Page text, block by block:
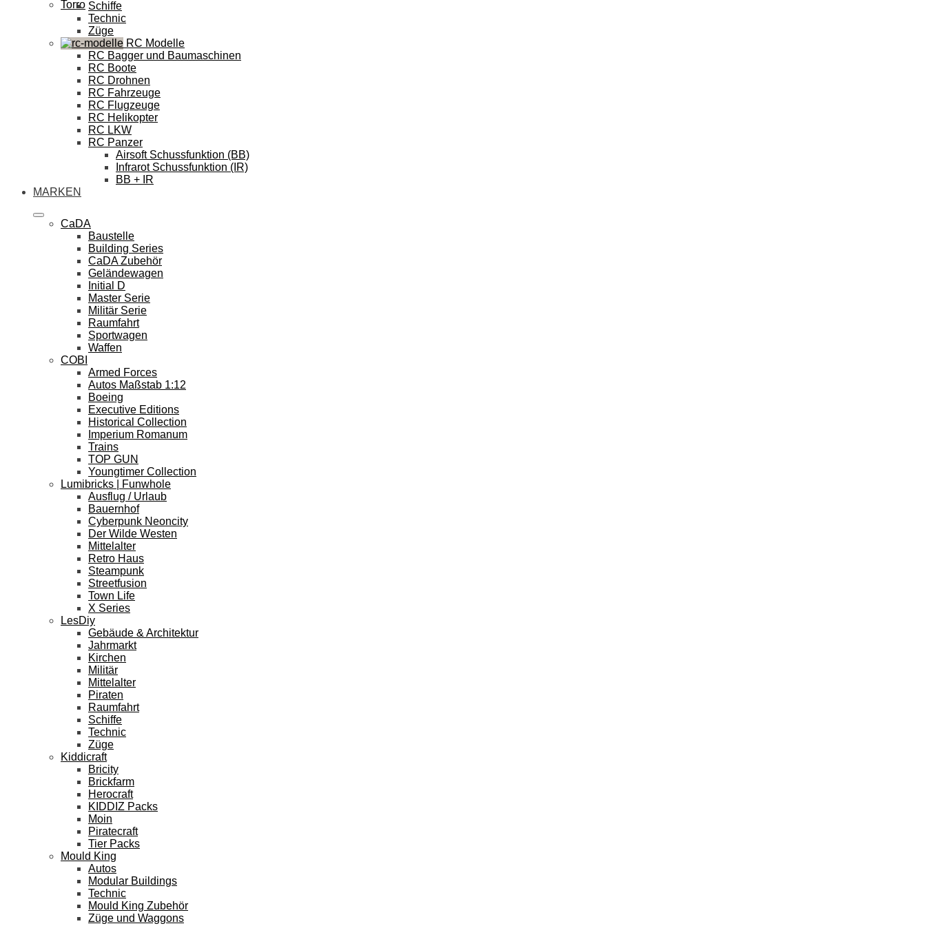
Torro Schiffe
Technic
Züge
RC Modelle
RC Bagger und Baumaschinen
RC Boote
RC Drohnen
RC Fahrzeuge
RC Flugzeuge
RC Helikopter
RC LKW
RC Panzer
Airsoft Schussfunktion (BB)
Infrarot Schussfunktion (IR)
BB + IR
MARKEN
CaDA
Baustelle
Building Series
CaDA Zubehör
Geländewagen
Initial D
Master Serie
Militär Serie
Raumfahrt
Sportwagen
Waffen
COBI
Armed Forces
Autos Maßstab 1:12
Boeing
Executive Editions
Historical Collection
Imperium Romanum
Trains
TOP GUN
Youngtimer Collection
Lumibricks | Funwhole
Ausflug / Urlaub
Bauernhof
Cyberpunk Neoncity
Der Wilde Westen
Mittelalter
Retro Haus
Steampunk
Streetfusion
Town Life
X Series
LesDiy
Gebäude & Architektur
Jahrmarkt
Kirchen
Militär
Mittelalter
Piraten
Raumfahrt
Schiffe
Technic
Züge
Kiddicraft
Bricity
Brickfarm
Herocraft
KIDDIZ Packs
Moin
Piratecraft
Tier Packs
Mould King
Autos
Modular Buildings
Technic
Mould King Zubehör
Züge und Waggons